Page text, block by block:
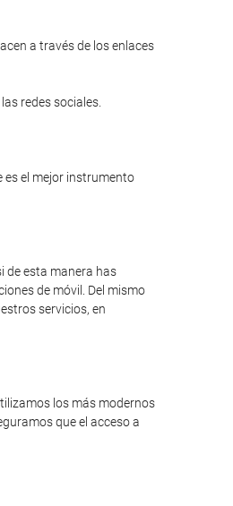
a través de los enlaces
redes sociales.
es el mejor instrumento
de esta manera has
de móvil. Del mismo
servicios, en
los más modernos
que el acceso a